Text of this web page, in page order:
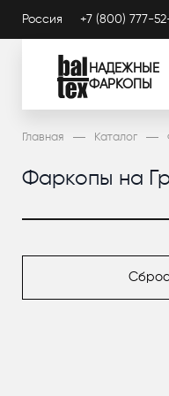
Россия +7 (800) 777-
НАДЕЖНЫЕ
ФАРКОПЫ
Главная Каталог
Фаркопы на